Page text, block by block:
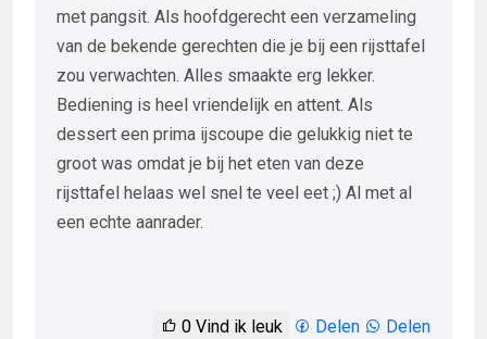
met pangsit. Als hoofdgerecht een verzameling
van de bekende gerechten die je bij een rijsttafel
zou verwachten. Alles smaakte erg lekker.
Bediening is heel vriendelijk en attent. Als
dessert een prima ijscoupe die gelukkig niet te
groot was omdat je bij het eten van deze
rijsttafel helaas wel snel te veel eet ;) Al met al
een echte aanrader.
0 Vind ik leuk Delen Delen